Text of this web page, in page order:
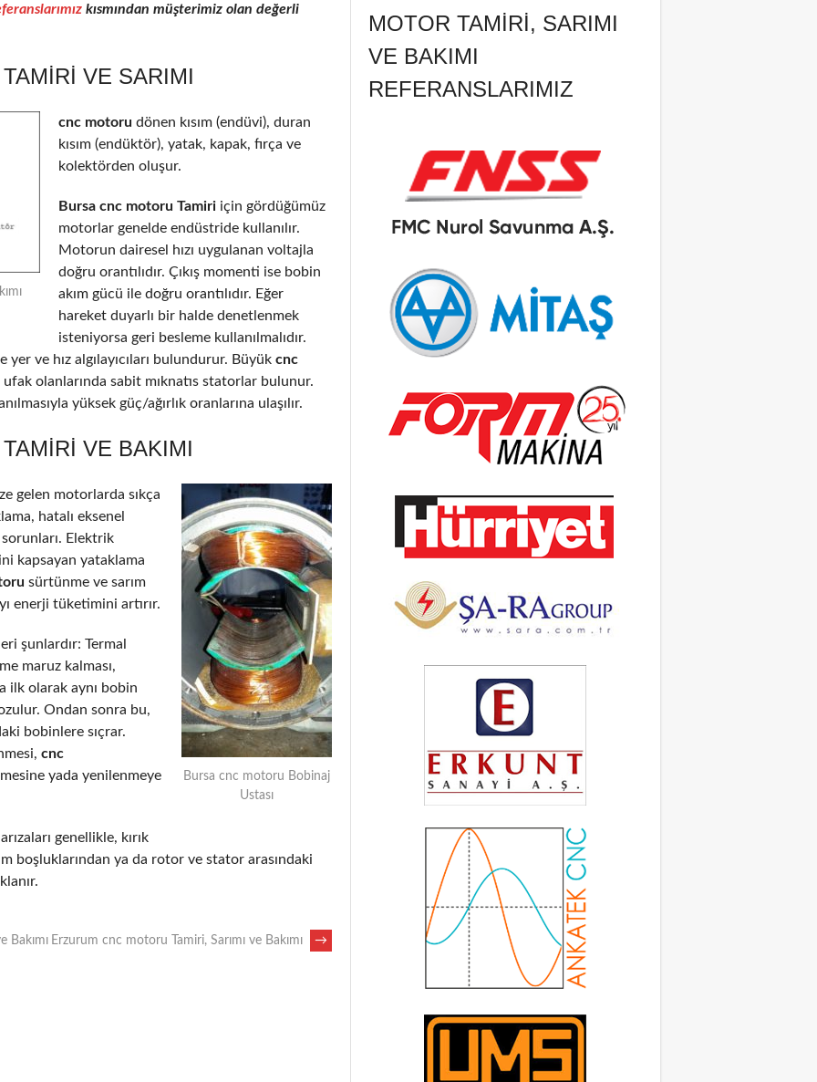
kısmından müşterimiz olan değerli
VE SARIMI
cnc motoru dönen kısım (endüvi), duran
kısım (endüktör), yatak, kapak, fırça ve
kolektörden oluşur.
Bursa cnc motoru Tamiri için gördüğümüz
motorlar genelde endüstride kullanılır.
Motorun dairesel hızı uygulanan voltajla
doğru orantılıdır. Çıkış momenti ise bobin
akım gücü ile doğru orantılıdır. Eğer
hareket duyarlı bir halde denetlenmek
isteniyorsa geri besleme kullanılmalıdır.
ve hız algılayıcıları bulundurur. Büyük cnc
olanlarında sabit mıknatıs statorlar bulunur.
yüksek güç/ağırlık oranlarına ulaşılır.
VE BAKIMI
Bursa cnc motoru Bobinaj
Ustası
gelen motorlarda sıkça
hatalı eksenel
Elektrik
kapsayan yataklama
sürtünme ve sarım
enerji tüketimini artırır.
şunlardır: Termal
maruz kalması,
ilk olarak aynı bobin
Ondan sonra bu,
bobinlere sıçrar.
cnc
yada yenilenmeye
genellikle, kırık
boşluklarından ya da rotor ve stator arasındaki
Bakımı Erzurum cnc motoru Tamiri, Sarımı ve Bakımı →
MOTOR TAMIRI, SARIMI
VE BAKIMI
REFERANSLARIMIZ